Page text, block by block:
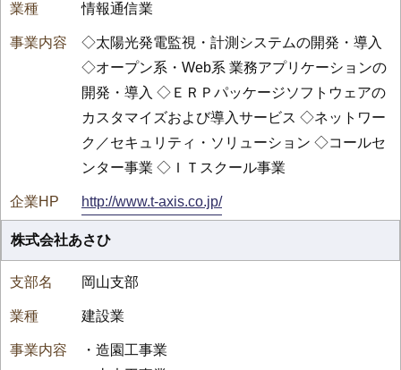
情報通信業
◇太陽光発電監視・計測システムの開発・導入
◇オープン系・Web系 業務アプリケーションの
開発・導入 ◇ＥＲＰパッケージソフトウェアの
カスタマイズおよび導入サービス ◇ネットワー
ク／セキュリティ・ソリューション ◇コールセ
ンター事業 ◇ＩＴスクール事業
http://www.t-axis.co.jp/
株式会社あさひ
岡山支部
建設業
・造園工事業